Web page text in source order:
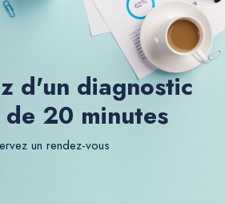
d'un diagnostic
20 minutes
un rendez-vous